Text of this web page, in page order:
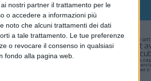
nostri partner il trattamento per le
o accedere a informazioni più
noto che alcuni trattamenti dei dati
a tale trattamento. Le tue preferenze
o revocare il consenso in qualsiasi
fondo alla pagina web.
I più letti della
L’Antitrust
fusione
Quote elevate,
all’ingresso,
concorrenza per